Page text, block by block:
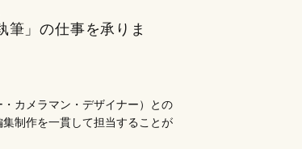
筆」の仕事を承りま
カメラマン・デザイナー）との
制作を一貫して担当することが